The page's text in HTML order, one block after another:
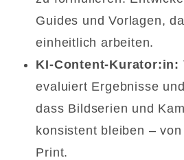
Guides und Vorlagen,
einheitlich arbeiten.
KI-Content-Kurator:in:
evaluiert Ergebnisse
dass Bildserien und
konsistent bleiben –
Print.